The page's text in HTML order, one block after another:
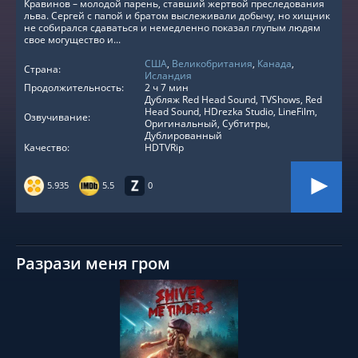
5.935 5.5 0
Кравинов – молодой парень, ставший жертвой преследования
льва. Сергей с папой и братом выслеживали добычу, но хищник
не собирался сдаваться и немедленно показал глупым людям
свое могущество и...
Страна: США, Великобритания, Канада,
Исландия
Продолжительность:
2 ч 7 мин
Озвучивание:
Дубляж Red Head Sound, TVShows, Red
Head Sound, HDrezka Studio, LineFilm,
Оригинальный, Субтитры,
Дублированный
Качество:
HDTVRip
Разрази меня гром